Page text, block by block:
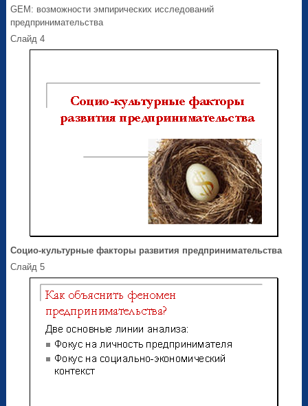
GEM: возможности эмпирических исследований
предпринимательства
Слайд 4
Социо-культурные факторы развития предпринимательства
Слайд 5